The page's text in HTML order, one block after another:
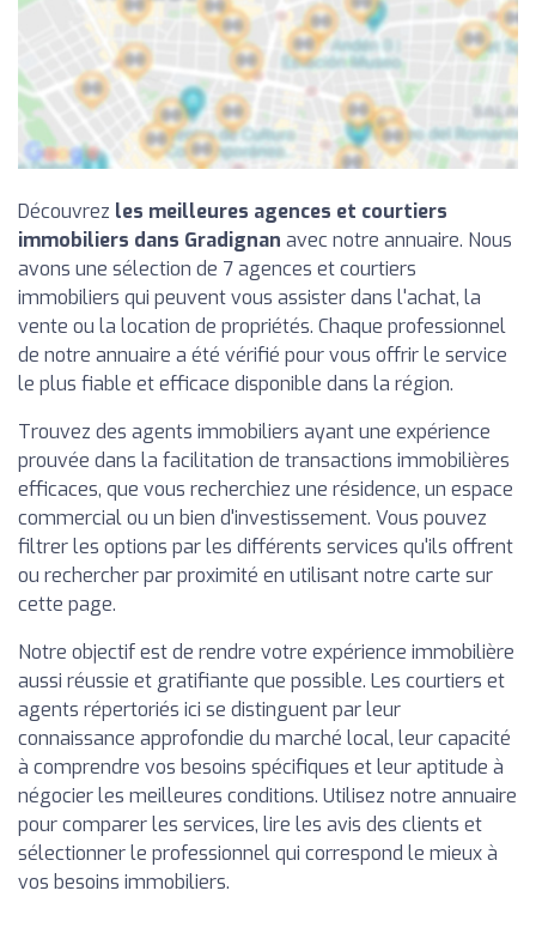
Découvrez les meilleures agences et courtiers
immobiliers dans Gradignan avec notre annuaire. Nous
avons une sélection de 7 agences et courtiers
immobiliers qui peuvent vous assister dans l'achat, la
vente ou la location de propriétés. Chaque professionnel
de notre annuaire a été vérifié pour vous offrir le service
le plus fiable et efficace disponible dans la région.
Trouvez des agents immobiliers ayant une expérience
prouvée dans la facilitation de transactions immobilières
efficaces, que vous recherchiez une résidence, un espace
commercial ou un bien d'investissement. Vous pouvez
filtrer les options par les différents services qu'ils offrent
ou rechercher par proximité en utilisant notre carte sur
cette page.
Notre objectif est de rendre votre expérience immobilière
aussi réussie et gratifiante que possible. Les courtiers et
agents répertoriés ici se distinguent par leur
connaissance approfondie du marché local, leur capacité
à comprendre vos besoins spécifiques et leur aptitude à
négocier les meilleures conditions. Utilisez notre annuaire
pour comparer les services, lire les avis des clients et
sélectionner le professionnel qui correspond le mieux à
vos besoins immobiliers.